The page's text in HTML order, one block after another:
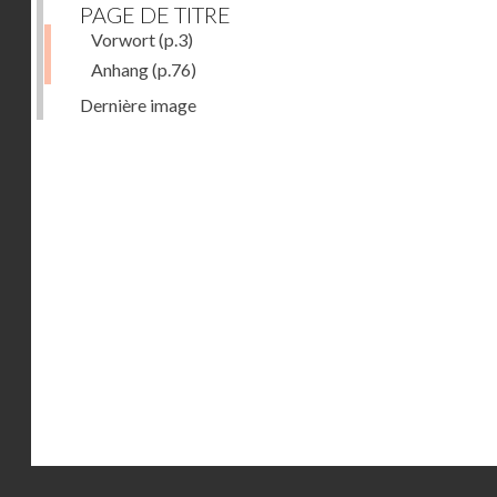
PAGE DE TITRE
Vorwort(p.3)
Anhang(p.76)
Dernière image